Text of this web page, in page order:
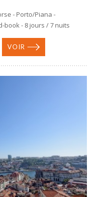
- Porto/Piana -
book - 8 jours / 7 nuits
VOIR